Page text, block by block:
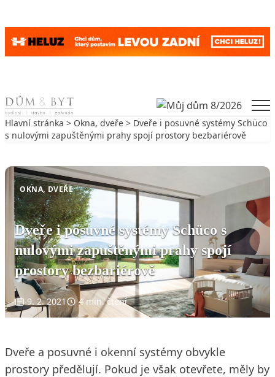
Skip to content
Hlavní stránka > Okna, dveře > Dveře i posuvné systémy Schüco
s nulovými zapuštěnými prahy spojí prostory bezbariérově
OKNA, DVEŘE
Dveře i posuvné systémy Schüco s
nulovými zapuštěnými prahy spojí
prostory bezbariérově
9. 2. 2021 4 min. čtení
Dveře a posuvné i okenní systémy obvykle
prostory předělují. Pokud je však otevřete, měly by